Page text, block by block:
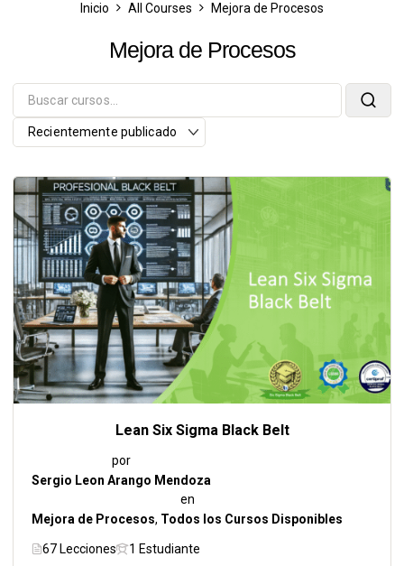
Inicio All Courses Mejora de Procesos
Mejora de Procesos
Lean Six Sigma Black Belt
por
Sergio Leon Arango Mendoza
en
Mejora de Procesos, Todos los Cursos Disponibles
67 Lecciones 1 Estudiante